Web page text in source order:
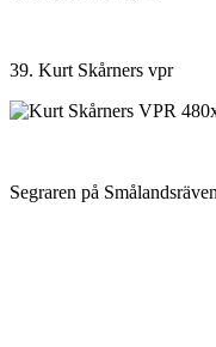
39. Kurt Skårners vpr
Segraren på